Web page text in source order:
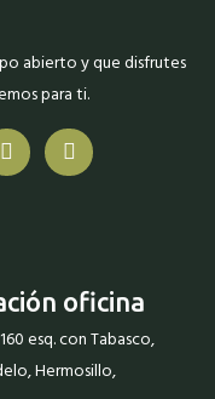
oficina
esq. con Tabasco,
Hermosillo,
abierto y que disfrutes
para ti.